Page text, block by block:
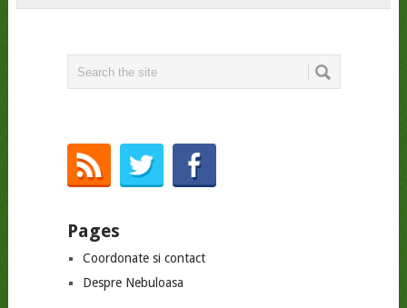
Pages
Coordonate si contact
Despre Nebuloasa